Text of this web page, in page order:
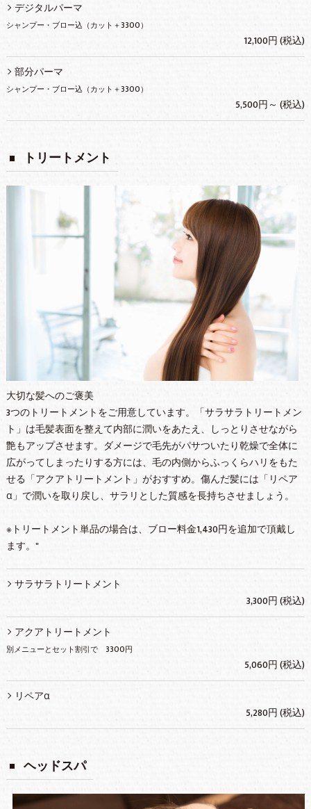
デジタルパーマ
シャンプー・ブロー込（カット＋3300）
12,100円 (税込)
部分パーマ
シャンプー・ブロー込（カット＋3300）
5,500円～ (税込)
トリートメント
大切な髪へのご褒美
3つのトリートメントをご用意しています。「サラサラトリートメン
ト」は毛髪表面を整えて内部に潤いをあたえ、しっとりさせながら
艶もアップさせます。ダメージで毛先がパサついたり乾燥で全体に
広がってしまったりする方には、毛の内側からふっくらハリをもた
せる「アクアトリートメント」がおすすめ。傷んだ髪には「リペア
α」で潤いを取り戻し、サラリとした質感を長持ちさせましょう。
※トリートメント単品の場合は、ブロー料金1,430円を追加で頂戴し
ます。"
サラサラトリートメント
3,300円 (税込)
アクアトリートメント
別メニューとセット割引で 3300円
5,060円 (税込)
リペアα
5,280円 (税込)
ヘッドスパ